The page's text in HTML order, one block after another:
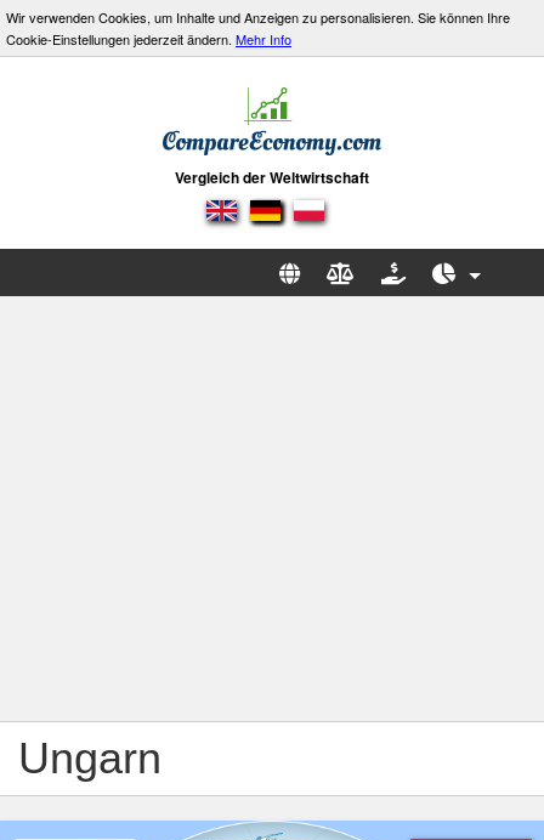
Wir verwenden Cookies, um Inhalte und Anzeigen zu personalisieren. Sie können Ihre
Cookie-Einstellungen jederzeit ändern. Mehr Info
Vergleich der Weltwirtschaft
Ungarn